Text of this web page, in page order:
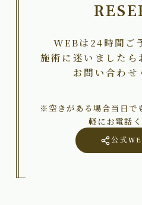
WEBは24時間ご
施術に迷いましたら
お問い合わせ
※空きがある場合当日で
軽にお電話く
公式